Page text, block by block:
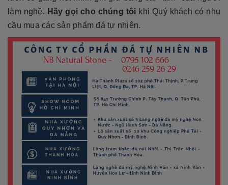
làm nghề. Hãy gọi cho chúng tôi khi Quý khách có nhu
cầu mua các sản phẩm đá tự nhiên.